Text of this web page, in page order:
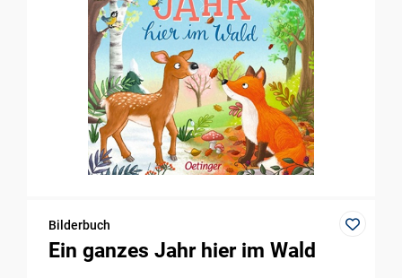
Bilderbuch
Ein ganzes Jahr hier im Wald